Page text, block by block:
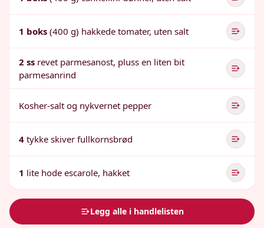
1 boks (400 g) hakkede tomater, uten salt
2 ss revet parmesanost, pluss en liten bit
parmesanrind
Kosher-salt og nykvernet pepper
4 tykke skiver fullkornsbrød
1 lite hode escarole, hakket
Legg alle i handlelisten